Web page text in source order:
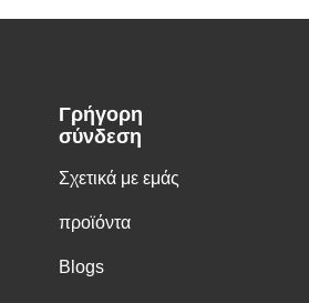
Γρήγορη
σύνδεση
Σχετικά με εμάς
προϊόντα
Blogs